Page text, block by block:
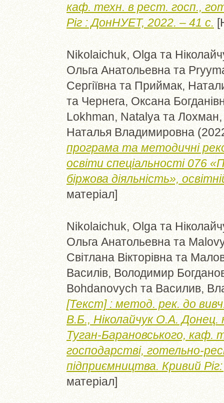
каф. техн. в рест. госп.,
Ріг : ДонНУЕТ, 2022. – 41 с.
Nikolaichuk, Olga та
Ольга Анатольевна та
Сергіївна та Приймак,
та Чернега, Оксана
Lokhman, Natalya та Лохман,
Наталья Владимировна
програма та методичні
освіти спеціальності 076
біржова діяльність»,
матеріал]
Nikolaichuk, Olga та
Ольга Анатольевна та
Світлана Вікторівна та
Василів, Володимир
Bohdanovych та Василив,
[Текст] : метод. рек. до
В.Б., Ніколайчук О.А. Донец.
Туган-Барановського, каф.
господарстві, готельно-
підприємництва. Кривий
матеріал]